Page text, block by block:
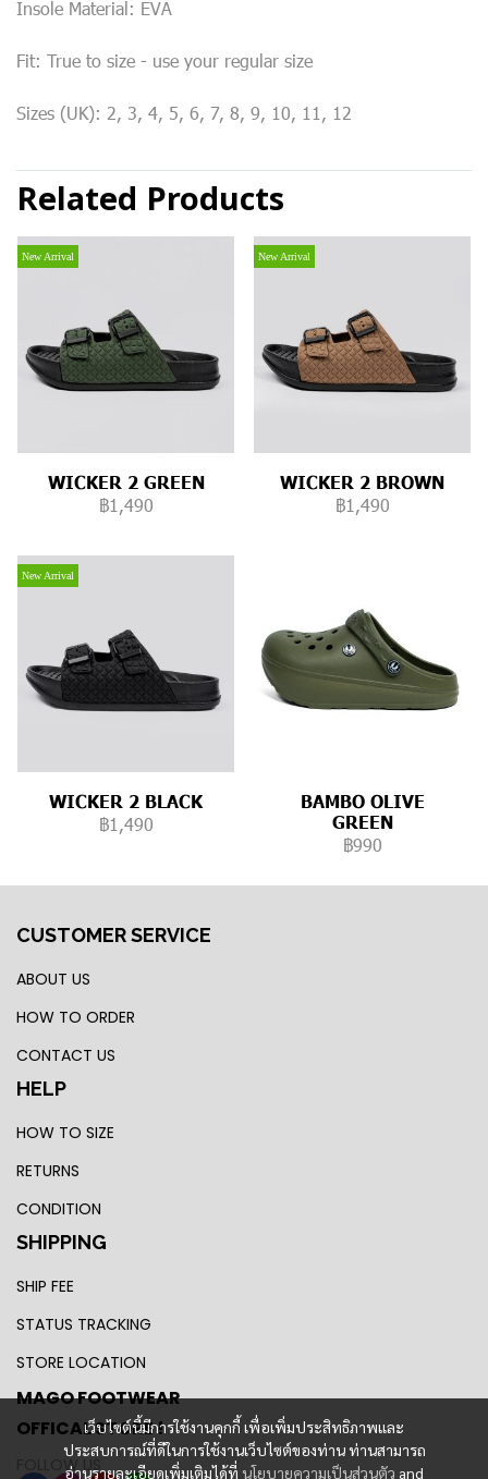
Insole Material: EVA
Fit: True to size - use your regular size
Sizes (UK): 2, 3, 4, 5, 6, 7, 8, 9, 10, 11, 12
Related Products
New Arrival
WICKER 2 GREEN
฿1,490
New Arrival
WICKER 2 BROWN
฿1,490
New Arrival
WICKER 2 BLACK
฿1,490
BAMBO OLIVE
GREEN
฿990
เว็บไซต์นี้มีการใช้งานคุกกี้ เพื่อเพิ่มประสิทธิภาพและ
ประสบการณ์ที่ดีในการใช้งานเว็บไซต์ของท่าน ท่านสามารถ
อ่านรายละเอียดเพิ่มเติมได้ที่ นโยบายความเป็นส่วนตัว and
CUSTOMER SERVICE
ABOUT US
HOW TO ORDER
CONTACT US
HELP
HOW TO SIZE
RETURNS
CONDITION
SHIPPING
SHIP FEE
STATUS TRACKING
STORE LOCATION
MAGO FOOTWEAR
OFFICAL STORE !
FOLLOW US